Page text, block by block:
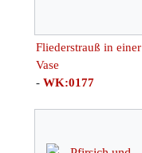
Fliederstrauß in einer
Vase
- WK:0177